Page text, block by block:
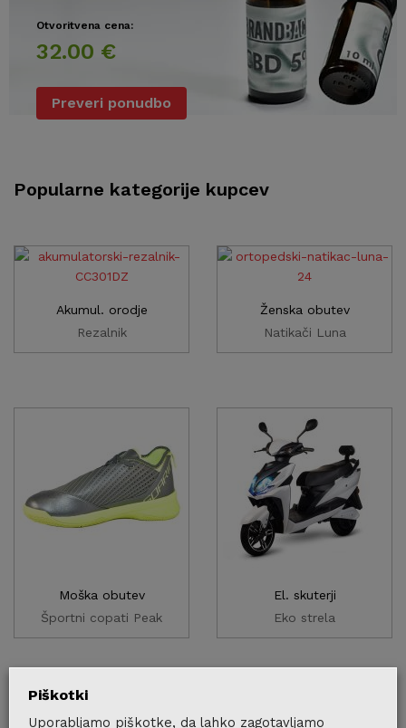
Otvoritvena cena:
32.00 €
Preveri ponudbo
Popularne kategorije kupcev
Akumul. orodje
Rezalnik
Ženska obutev
Natikači Luna
Moška obutev
Športni copati Peak
El. skuterji
Eko strela
Piškotki
Uporabljamo piškotke, da lahko zagotavljamo